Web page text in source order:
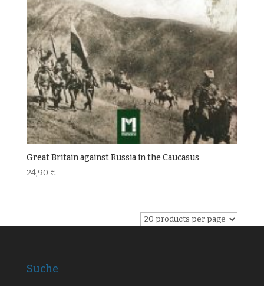
Great Britain against Russia in the Caucasus
24,90 €
Suche